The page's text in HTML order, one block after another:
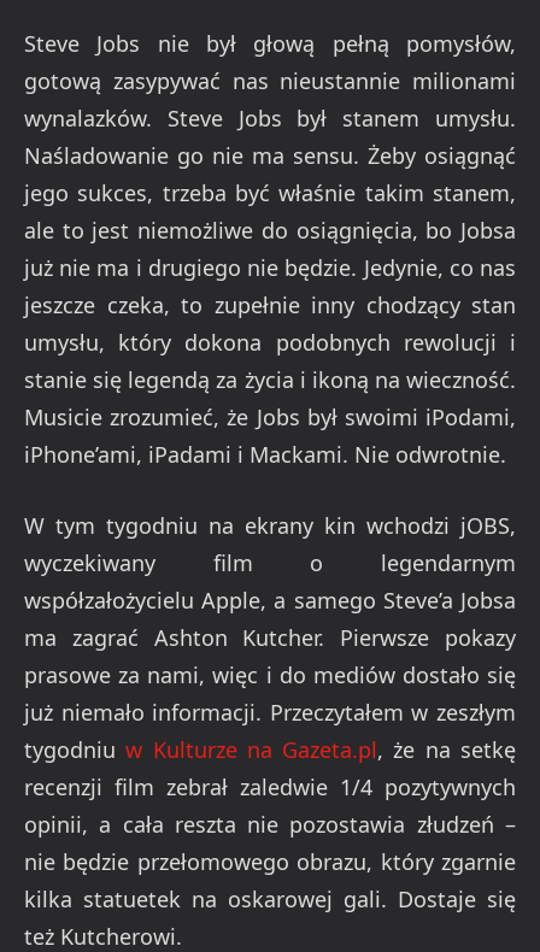
Steve Jobs nie był głową pełną pomysłów,
gotową zasypywać nas nieustannie milionami
wynalazków. Steve Jobs był stanem umysłu.
Naśladowanie go nie ma sensu. Żeby osiągnąć
jego sukces, trzeba być właśnie takim stanem,
ale to jest niemożliwe do osiągnięcia, bo Jobsa
już nie ma i drugiego nie będzie. Jedynie, co nas
jeszcze czeka, to zupełnie inny chodzący stan
umysłu, który dokona podobnych rewolucji i
stanie się legendą za życia i ikoną na wieczność.
Musicie zrozumieć, że Jobs był swoimi iPodami,
iPhone’ami, iPadami i Mackami. Nie odwrotnie.
W tym tygodniu na ekrany kin wchodzi jOBS,
wyczekiwany film o legendarnym
współzałożycielu Apple, a samego Steve’a Jobsa
ma zagrać Ashton Kutcher. Pierwsze pokazy
prasowe za nami, więc i do mediów dostało się
już niemało informacji. Przeczytałem w zeszłym
tygodniuw Kulturze na Gazeta.pl, że na setkę
recenzji film zebrał zaledwie 1/4 pozytywnych
opinii, a cała reszta nie pozostawia złudzeń –
nie będzie przełomowego obrazu, który zgarnie
kilka statuetek na oskarowej gali. Dostaje się
też Kutcherowi.